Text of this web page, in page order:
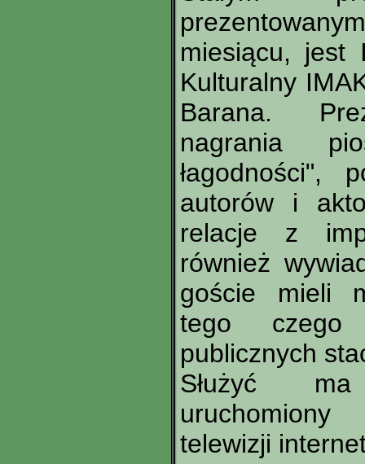
miesiącu, jest
Kulturalny
Barana.
nagrania
łagodności",
autorów i
relacje z
również
goście mieli
tego
publicznych
Służyć
telewizji